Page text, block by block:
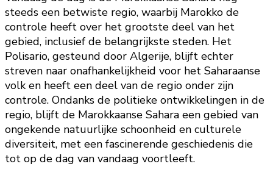
steeds een betwiste regio, waarbij Marokko de
controle heeft over het grootste deel van het
gebied, inclusief de belangrijkste steden. Het
Polisario, gesteund door Algerije, blijft echter
streven naar onafhankelijkheid voor het Saharaanse
volk en heeft een deel van de regio onder zijn
controle. Ondanks de politieke ontwikkelingen in de
regio, blijft de Marokkaanse Sahara een gebied van
ongekende natuurlijke schoonheid en culturele
diversiteit, met een fascinerende geschiedenis die
tot op de dag van vandaag voortleeft.